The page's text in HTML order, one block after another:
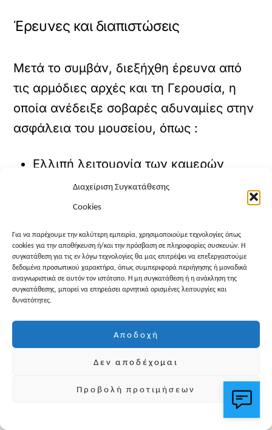
Διαχείριση Συγκατάθεσης
Cookies
Για να παρέχουμε την καλύτερη εμπειρία, χρησιμοποιούμε τεχνολογίες όπως
cookies για την αποθήκευση ή/και την πρόσβαση σε πληροφορίες συσκευών. Η
συγκατάθεση για τις εν λόγω τεχνολογίες θα μας επιτρέψει να επεξεργαστούμε
δεδομένα προσωπικού χαρακτήρα, όπως συμπεριφορά περιήγησης ή μοναδικά
αναγνωριστικά σε αυτόν τον ιστότοπο. Η μη συγκατάθεση ή η ανάκληση της
συγκατάθεσης, μπορεί να επηρεάσει αρνητικά ορισμένες λειτουργίες και
δυνατότητες.
Αποδοχή
Δεν αποδέχομαι
Προβολή προτιμήσεων
Έρευνες και διαπιστώσεις
Μετά το συμβάν, διεξήχθη έρευνα από
τις αρμόδιες αρχές και τη Γερουσία, η
οποία ανέδειξε σοβαρές αδυναμίες στην
ασφάλεια του μουσείου, όπως :
Ελλιπή λειτουργία των καμερών
παρακολούθησης.
μέσων ασφαλείας.
Υποστελέχωση προσωπικού
ασφαλείας και ελέγχου.
Διαβάστε επίσης:
Κάλυμνο και...παθαίνει